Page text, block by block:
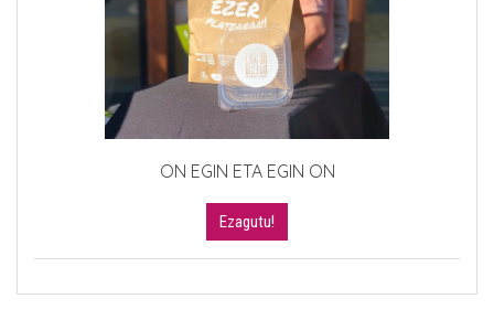
ON EGIN ETA EGIN ON
Ezagutu!